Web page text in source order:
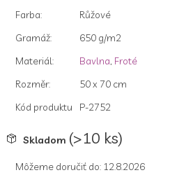
Farba:
Růžové
Gramáž:
650 g/m2
Materiál: Bavlna, Froté
Rozměr:
50 x 70 cm
Kód produktu
P-2752
Skladom (>10 ks)
Môžeme doručiť do: 12.8.2026